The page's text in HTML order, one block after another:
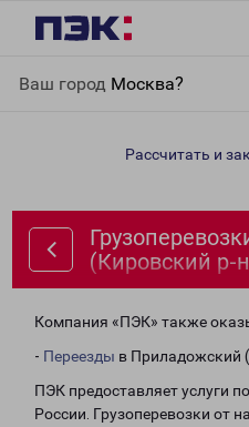
Ваш город Москва?
(Кировский р-н)
Рассчитать и
(Кировский р-
Компания «ПЭК» также
- Переезды в Приладожский
ПЭК предоставляет услуги
России. Грузоперевозки от